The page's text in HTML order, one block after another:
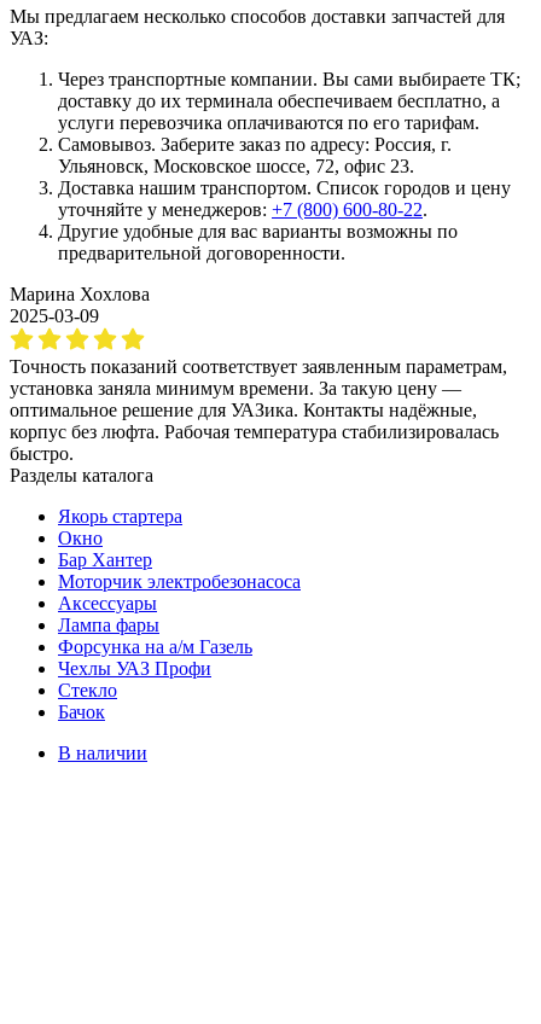
Мы предлагаем несколько способов доставки запчастей для
УАЗ:
Через транспортные компании. Вы сами выбираете ТК;
доставку до их терминала обеспечиваем бесплатно, а
услуги перевозчика оплачиваются по его тарифам.
Самовывоз. Заберите заказ по адресу: Россия, г.
Ульяновск, Московское шоссе, 72, офис 23.
Доставка нашим транспортом. Список городов и цену
уточняйте у менеджеров: +7 (800) 600-80-22.
Другие удобные для вас варианты возможны по
предварительной договоренности.
Марина Хохлова
2025-03-09
Точность показаний соответствует заявленным параметрам,
установка заняла минимум времени. За такую цену —
оптимальное решение для УАЗика. Контакты надёжные,
корпус без люфта. Рабочая температура стабилизировалась
быстро.
Разделы каталога
Якорь стартера
Окно
Бар Хантер
Моторчик электробезонасоса
Аксессуары
Лампа фары
Форсунка на а/м Газель
Чехлы УАЗ Профи
Стекло
Бачок
В наличии